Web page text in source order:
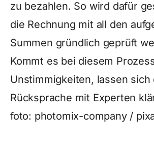
zu bezahlen. So wird dafür
die Rechnung mit all den
Summen gründlich geprüft
Kommt es bei diesem
Unstimmigkeiten, lassen sich
Rücksprache mit Experten
foto: photomix-company /